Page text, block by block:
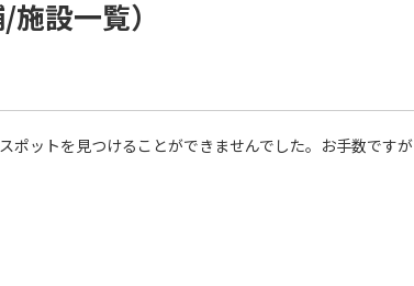
設一覧）
ットを見つけることができませんでした。お手数ですが